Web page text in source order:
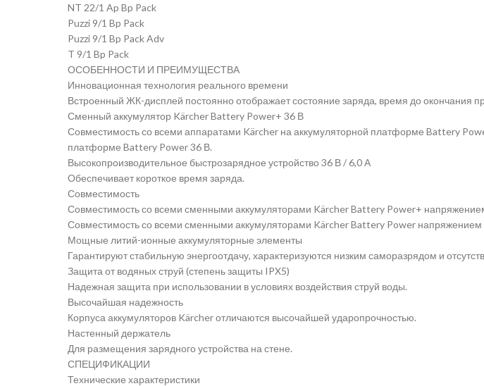
NT 22/1 Ap Bp Pack
Puzzi 9/1 Bp Pack
Puzzi 9/1 Bp Pack Adv
T 9/1 Bp Pack
ОСОБЕННОСТИ И ПРЕИМУЩЕСТВА
Инновационная технология реального времени
Встроенный ЖК-дисплей постоянно отображает состояние заряда, время до окончания
Сменный аккумулятор Kärcher Battery Power+ 36 В
Совместимость со всеми аппаратами Kärcher на аккумуляторной платформе Battery
платформе Battery Power 36 В.
Высокопроизводительное быстрозарядное устройство 36 В / 6,0 А
Обеспечивает короткое время заряда.
Совместимость
Совместимость со всеми сменными аккумуляторами Kärcher Battery Power+
Совместимость со всеми сменными аккумуляторами Kärcher Battery Power напряжением
Мощные литий-ионные аккумуляторные элементы
Гарантируют стабильную энергоотдачу, характеризуются низким саморазрядом и
Защита от водяных струй (степень защиты IPX5)
Надежная защита при использовании в условиях воздействия струй воды.
Высочайшая надежность
Корпуса аккумуляторов Kärcher отличаются высочайшей ударопрочностью.
Настенный держатель
Для размещения зарядного устройства на стене.
СПЕЦИФИКАЦИИ
Технические характеристики